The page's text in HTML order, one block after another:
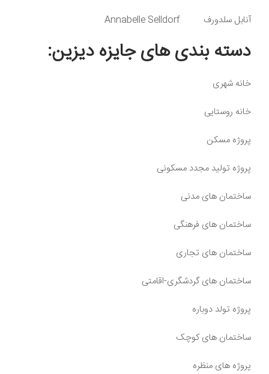
آنابل سلدورف
Annabelle Selldorf
دسته بندی های جایزه دیزین:
خانه شهری
خانه روستایی
پروژه مسکن
پروژه تولید مجدد مسکونی
ساختمان های مدنی
ساختمان های فرهنگی
ساختمان های تجاری
ساختمان های گردشگری-اقامتی
پروژه تولد دوباره
ساختمان های کوچک
پروژه های منظره